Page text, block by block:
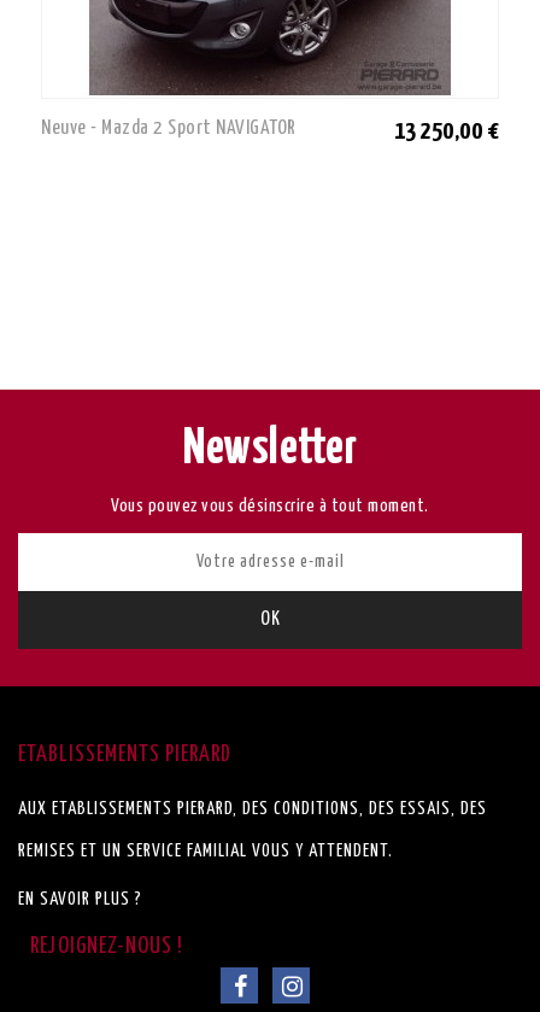
Neuve - Mazda 2 Sport NAVIGATOR 13 250,00 €
Newsletter
Vous pouvez vous désinscrire à tout moment.
ETABLISSEMENTS PIERARD
AUX ETABLISSEMENTS PIERARD, DES CONDITIONS, DES ESSAIS, DES
REMISES ET UN SERVICE FAMILIAL VOUS Y ATTENDENT.
EN SAVOIR PLUS ?